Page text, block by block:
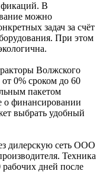
В
можно
задач за счёт
При этом
Волжского
0% сроком до 60
пакетом
о финансировании
выбрать удобный
дилерскую сеть ООО
Техника
рабочих дней после